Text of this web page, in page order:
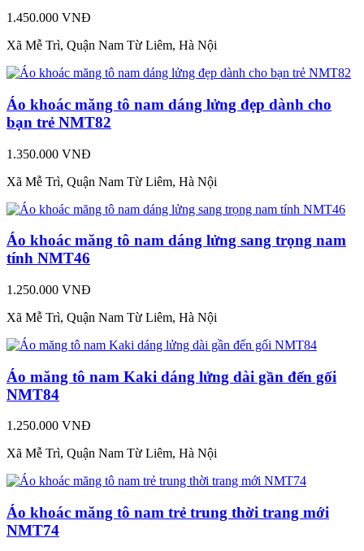
1.450.000 VNĐ
Xã Mễ Trì, Quận Nam Từ Liêm, Hà Nội
Áo khoác măng tô nam dáng lửng đẹp dành cho
bạn trẻ NMT82
1.350.000 VNĐ
Xã Mễ Trì, Quận Nam Từ Liêm, Hà Nội
Áo khoác măng tô nam dáng lửng sang trọng nam
tính NMT46
1.250.000 VNĐ
Xã Mễ Trì, Quận Nam Từ Liêm, Hà Nội
Áo măng tô nam Kaki dáng lửng dài gần đến gối
NMT84
1.250.000 VNĐ
Xã Mễ Trì, Quận Nam Từ Liêm, Hà Nội
Áo khoác măng tô nam trẻ trung thời trang mới
NMT74